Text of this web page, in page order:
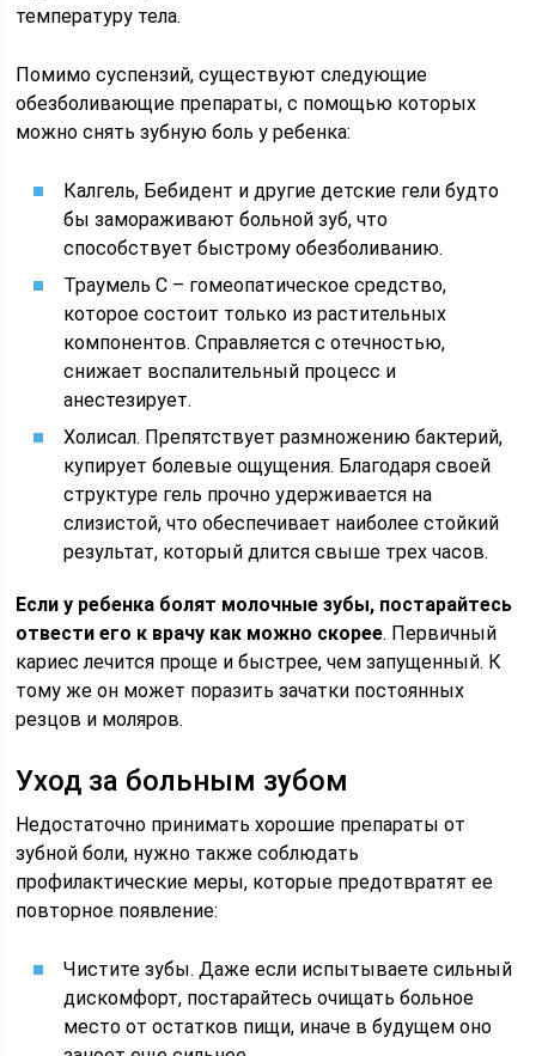
температуру тела.
Помимо суспензий, существуют следующие
обезболивающие препараты, с помощью которых
можно снять зубную боль у ребенка:
Калгель, Бебидент и другие детские гели будто
бы замораживают больной зуб, что
способствует быстрому обезболиванию.
Траумель C – гомеопатическое средство,
которое состоит только из растительных
компонентов. Справляется с отечностью,
снижает воспалительный процесс и
анестезирует.
Холисал. Препятствует размножению бактерий,
купирует болевые ощущения. Благодаря своей
структуре гель прочно удерживается на
слизистой, что обеспечивает наиболее стойкий
результат, который длится свыше трех часов.
Если у ребенка болят молочные зубы, постарайтесь
отвести его к врачу как можно скорее. Первичный
кариес лечится проще и быстрее, чем запущенный. К
тому же он может поразить зачатки постоянных
резцов и моляров.
Уход за больным зубом
Недостаточно принимать хорошие препараты от
зубной боли, нужно также соблюдать
профилактические меры, которые предотвратят ее
повторное появление:
Чистите зубы. Даже если испытываете сильный
дискомфорт, постарайтесь очищать больное
место от остатков пищи, иначе в будущем оно